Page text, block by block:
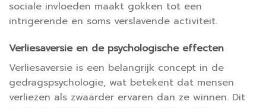
sociale invloeden maakt gokken tot een
intrigerende en soms verslavende activiteit.
Verliesaversie en de psychologische effecten
Verliesaversie is een belangrijk concept in de
gedragspsychologie, wat betekent dat mensen
verliezen als zwaarder ervaren dan ze winnen. Dit